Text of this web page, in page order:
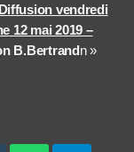
vendredi
12 mai 2019 –
B.Bertrandn »